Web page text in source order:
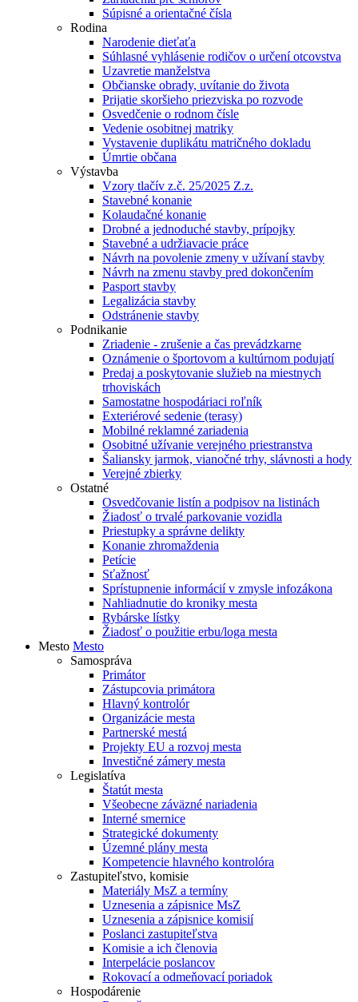
Súpisné a orientačné čísla
Rodina
Narodenie dieťaťa
Súhlasné vyhlásenie rodičov o určení otcovstva
Uzavretie manželstva
Občianske obrady, uvítanie do života
Prijatie skoršieho priezviska po rozvode
Osvedčenie o rodnom čísle
Vedenie osobitnej matriky
Vystavenie duplikátu matričného dokladu
Úmrtie občana
Výstavba
Vzory tlačív z.č. 25/2025 Z.z.
Stavebné konanie
Kolaudačné konanie
Drobné a jednoduché stavby, prípojky
Stavebné a udržiavacie práce
Návrh na povolenie zmeny v užívaní stavby
Návrh na zmenu stavby pred dokončením
Pasport stavby
Legalizácia stavby
Odstránenie stavby
Podnikanie
Zriadenie - zrušenie a čas prevádzkarne
Oznámenie o športovom a kultúrnom podujatí
Predaj a poskytovanie služieb na miestnych
trhoviskách
Samostatne hospodáriaci roľník
Exteriérové sedenie (terasy)
Mobilné reklamné zariadenia
Osobitné užívanie verejného priestranstva
Šaliansky jarmok, vianočné trhy, slávnosti a hody
Verejné zbierky
Ostatné
Osvedčovanie listín a podpisov na listinách
Žiadosť o trvalé parkovanie vozidla
Priestupky a správne delikty
Konanie zhromaždenia
Petície
Sťažnosť
Sprístupnenie informácií v zmysle infozákona
Nahliadnutie do kroniky mesta
Rybárske lístky
Žiadosť o použitie erbu/loga mesta
Mesto Mesto
Samospráva
Primátor
Zástupcovia primátora
Hlavný kontrolór
Organizácie mesta
Partnerské mestá
Projekty EU a rozvoj mesta
Investičné zámery mesta
Legislatíva
Štatút mesta
Všeobecne záväzné nariadenia
Interné smernice
Strategické dokumenty
Územné plány mesta
Kompetencie hlavného kontrolóra
Zastupiteľstvo, komisie
Materiály MsZ a termíny
Uznesenia a zápisnice MsZ
Uznesenia a zápisnice komisií
Poslanci zastupiteľstva
Komisie a ich členovia
Interpelácie poslancov
Rokovací a odmeňovací poriadok
Hospodárenie